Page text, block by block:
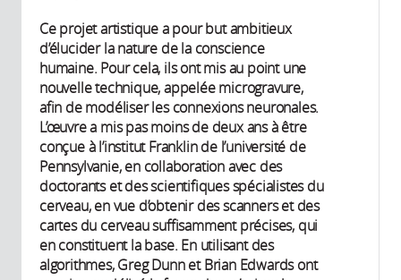
Ce projet artistique a pour but ambitieux
d’élucider la nature de la conscience
humaine. Pour cela, ils ont mis au point une
nouvelle technique, appelée microgravure,
afin de modéliser les connexions neuronales.
L’œuvre a mis pas moins de deux ans à être
conçue à l’institut Franklin de l’université de
Pennsylvanie, en collaboration avec des
doctorants et des scientifiques spécialistes du
cerveau, en vue d’obtenir des scanners et des
cartes du cerveau suffisamment précises, qui
en constituent la base. En utilisant des
algorithmes, Greg Dunn et Brian Edwards ont